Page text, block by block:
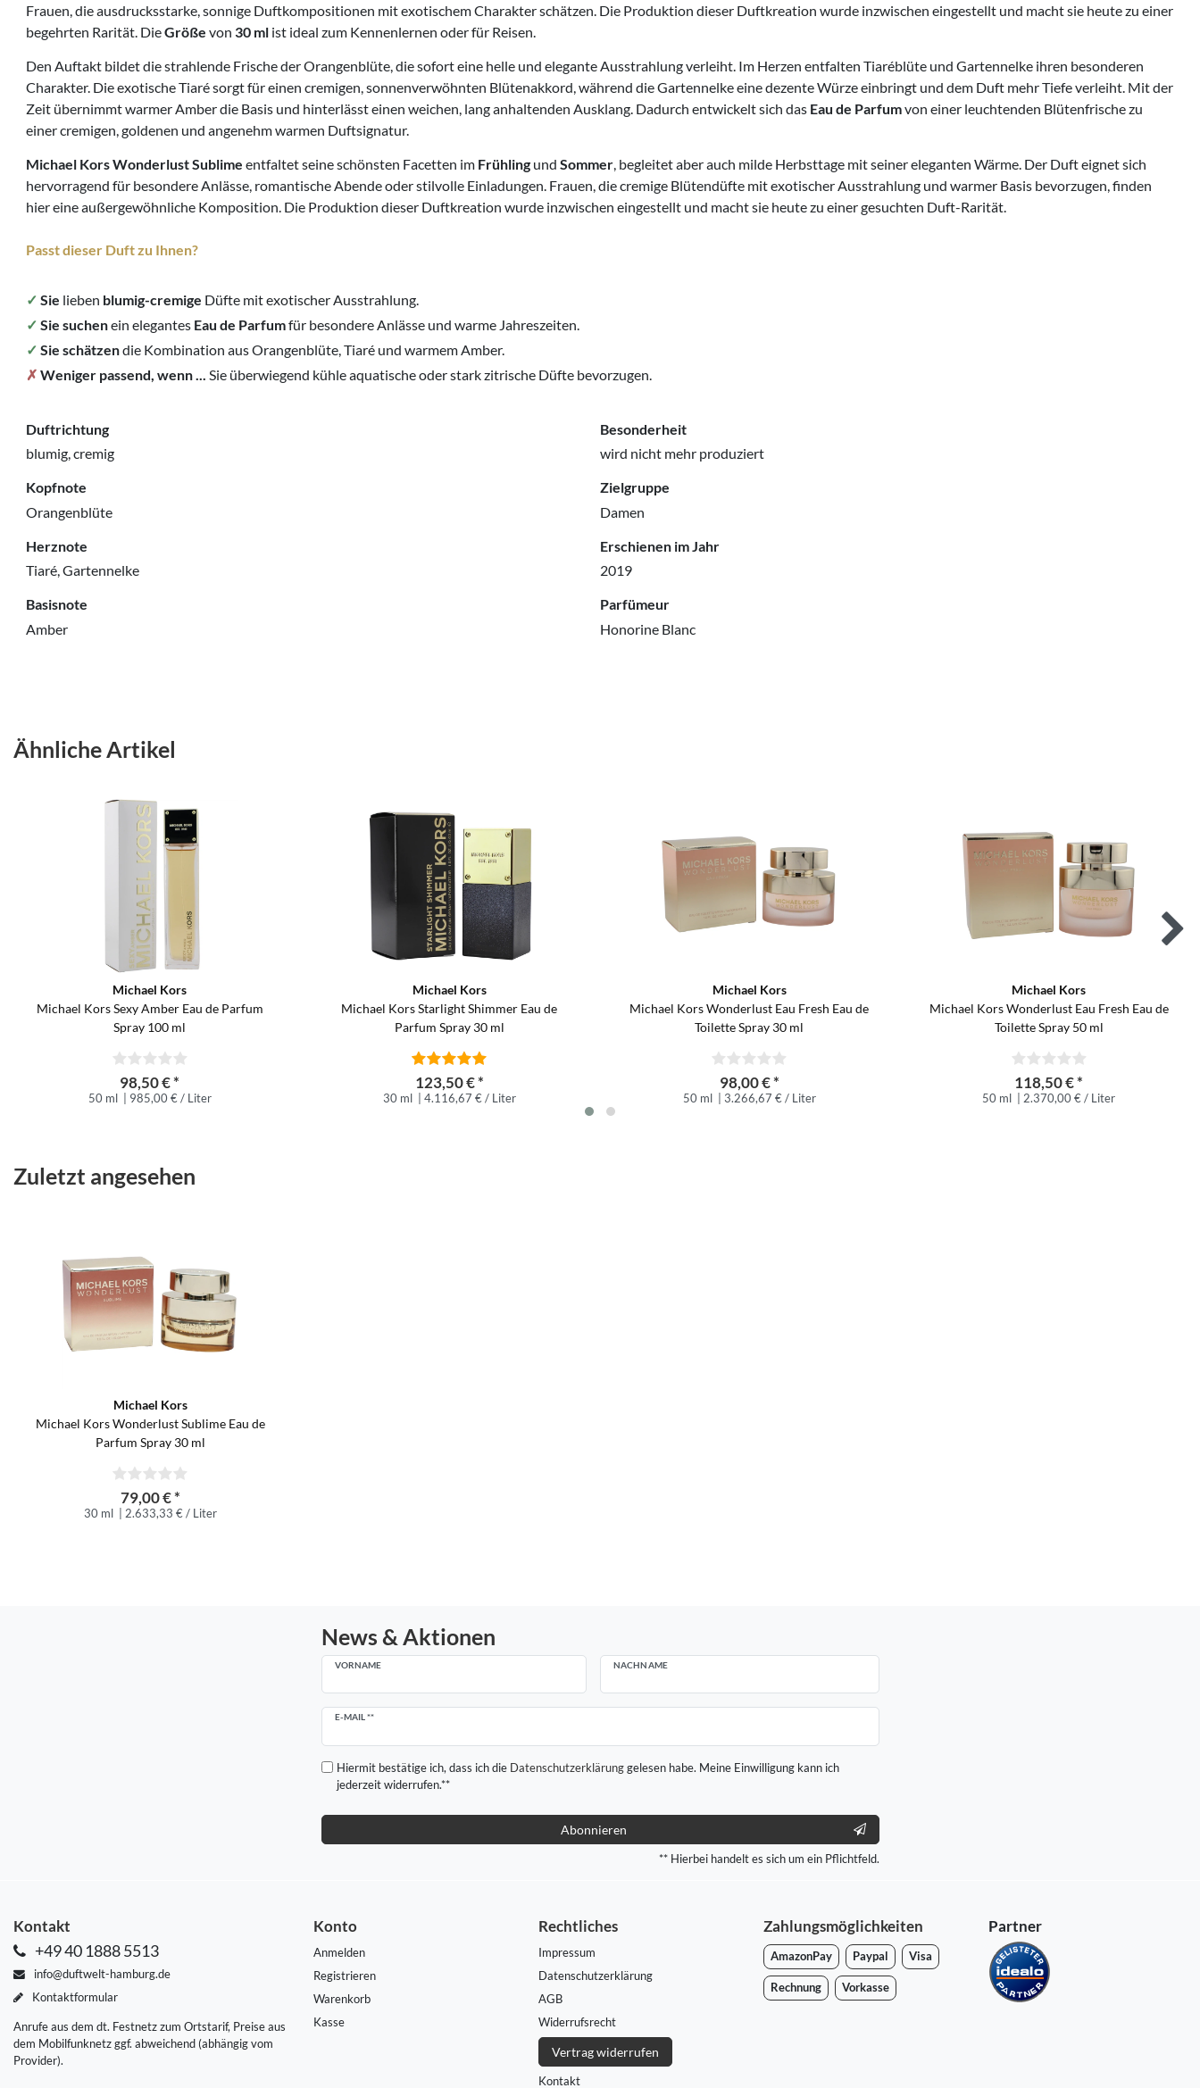
Frauen, die ausdrucksstarke, sonnige Duftkompositionen mit exotischem Charakter schätzen. Die Produktion dieser Duftkreation wurde inzwischen eingestellt und macht sie heute zu einer
begehrten Rarität. DieGröße von 30 ml ist ideal zum Kennenlernen oder für Reisen.
Den Auftakt bildet die strahlende Frische der Orangenblüte, die sofort eine helle und elegante Ausstrahlung verleiht. Im Herzen entfalten Tiaréblüte und Gartennelke ihren besonderen
Charakter. Die exotische Tiaré sorgt für einen cremigen, sonnenverwöhnten Blütenakkord, während die Gartennelke eine dezente Würze einbringt und dem Duft mehr Tiefe verleiht. Mit der
Zeit übernimmt warmer Amber die Basis und hinterlässt einen weichen, lang anhaltenden Ausklang. Dadurch entwickelt sich das Eau de Parfumvon einer leuchtenden Blütenfrische zu
einer cremigen, goldenen und angenehm warmen Duftsignatur.
Michael Kors Wonderlust Sublime entfaltet seine schönsten Facetten im Frühling und Sommer, begleitet aber auch milde Herbsttage mit seiner eleganten Wärme. Der Duft eignet sich
hervorragend für besondere Anlässe, romantische Abende oder stilvolle Einladungen. Frauen, die cremige Blütendüfte mit exotischer Ausstrahlung und warmer Basis bevorzugen, finden
hier eine außergewöhnliche Komposition. Die Produktion dieser Duftkreation wurde inzwischen eingestellt und macht sie heute zu einer gesuchten Duft-Rarität.
Passt dieser Duft zu Ihnen?
✓ Sie lieben blumig-cremige Düfte mit exotischer Ausstrahlung.
✓ Sie suchenein elegantes Eau de Parfumfür besondere Anlässe und warme Jahreszeiten.
✓ Sie schätzendie Kombination aus Orangenblüte, Tiaré und warmem Amber.
✗ Weniger passend, wenn ... Sie überwiegend kühle aquatische oder stark zitrische Düfte bevorzugen.
Duftrichtung
blumig, cremig
Kopfnote
Orangenblüte
Herznote
Tiaré, Gartennelke
Basisnote
Amber
Besonderheit
wird nicht mehr produziert
Zielgruppe
Damen
Erschienen im Jahr
2019
Parfümeur
Honorine Blanc
Ähnliche Artikel
Michael Kors
Michael Kors Sexy Amber Eau de Parfum
Spray 100 ml
98,50 € *
50 ml | 985,00 € / Liter
Michael Kors
Michael Kors Starlight Shimmer Eau de
Parfum Spray 30 ml
123,50 € *
30 ml | 4.116,67 € / Liter
Michael Kors
Michael Kors Wonderlust Eau Fresh Eau de
Toilette Spray 30 ml
98,00 € *
50 ml | 3.266,67 € / Liter
Michael Kors
Michael Kors Wonderlust Eau Fresh Eau de
Toilette Spray 50 ml
118,50 € *
50 ml | 2.370,00 € / Liter
Zuletzt angesehen
Michael Kors
Michael Kors Wonderlust Sublime Eau de
Parfum Spray 30 ml
79,00 € *
30 ml | 2.633,33 € / Liter
News & Aktionen
VORNAME NACHNAME
E-MAIL **
Newsletter
Hiermit bestätige ich, dass ich die Daten­schutz­erklärunggelesen habe. Meine Einwilligung kann ich
jederzeit widerrufen.**
Abonnieren
** Hierbei handelt es sich um ein Pflichtfeld.
Kontakt
+49 40 1888 5513
info@duftwelt-hamburg.de
Kontaktformular
Anrufe aus dem dt. Festnetz zum Ortstarif, Preise aus
dem Mobilfunknetz ggf. abweichend (abhängig vom
Provider).
Konto
Anmelden
Registrieren
Warenkorb
Kasse
Rechtliches
Impressum
Daten­schutz­erklärung
AGB
Widerrufs­recht
Vertrag widerrufen
Kontakt
Zahlungsmöglichkeiten
AmazonPay Paypal Visa
Rechnung Vorkasse
Partner